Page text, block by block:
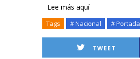
Lee más aquí
Tags # Nacional # Portada
TWEET